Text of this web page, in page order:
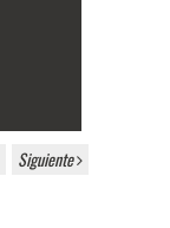
Siguiente